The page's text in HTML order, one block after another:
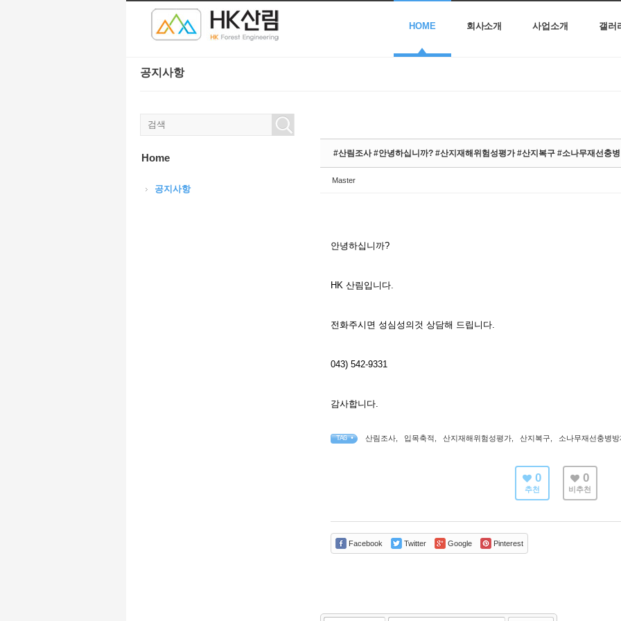
HOME 회사소개 사업소개 갤러
공지사항
#산림조사 #안녕하십니까? #산지재해위험성평가 #산지복구 #소나무재선충
Master
안녕하십니까?
HK 산림입니다.
전화주시면 성심성의것 상담해 드립니다.
043) 542-9331
감사합니다.
TAG • 산림조사 입목축적 산지재해위험성평가 산지복구 소나무재선충병방
0
추천
0
비추천
Facebook Twitter Google Pinterest
Home
공지사항
Sketchbook5, 스케치북5
Sketchbook5, 스케치북5
Sketchbook5, 스케치북5
Sketchbook5, 스케치북5